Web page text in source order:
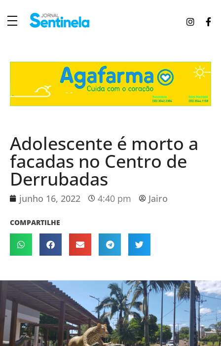
Adolescente é morto a
facadas no Centro de
Derrubadas
junho 16, 2022 4:40 pm Jairo
COMPARTILHE